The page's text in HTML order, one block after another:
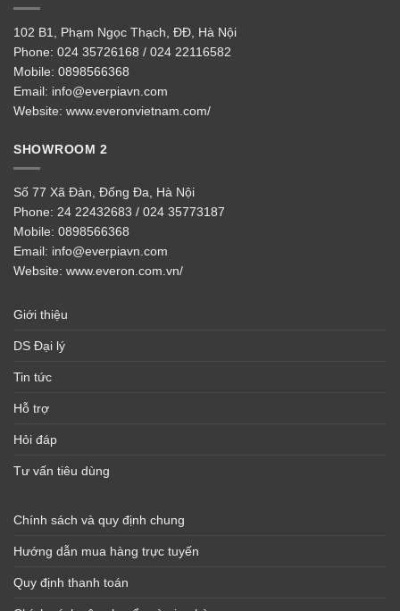
102 B1, Phạm Ngọc Thạch, ĐĐ, Hà Nội
Phone: 024 35726168 / 024 22116582
Mobile: 0898566368
Email: info@everpiavn.com
Website: www.everonvietnam.com/
SHOWROOM 2
Số 77 Xã Đàn, Đống Đa, Hà Nội
Phone: 24 22432683 / 024 35773187
Mobile: 0898566368
Email: info@everpiavn.com
Website: www.everon.com.vn/
Giới thiệu
DS Đại lý
Tin tức
Hỗ trợ
Hỏi đáp
Tư vấn tiêu dùng
Chính sách và quy định chung
Hướng dẫn mua hàng trực tuyến
Quy định thanh toán